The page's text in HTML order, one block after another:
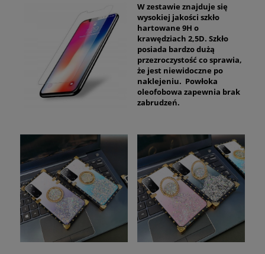
W zestawie znajduje się
wysokiej jakości szkło
hartowane 9H o
krawędziach 2,5D. Szkło
posiada bardzo dużą
przezroczystość co sprawia,
że jest niewidoczne po
naklejeniu. Powłoka
oleofobowa zapewnia brak
zabrudzeń.